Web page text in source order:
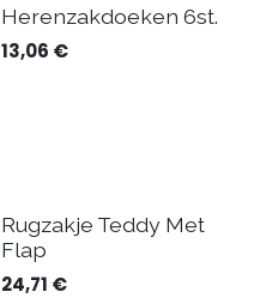
Herenzakdoeken 6st.
13,06 €
Rugzakje Teddy Met
Flap
24,71 €